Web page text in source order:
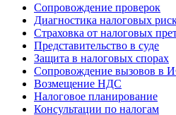
Сопровождение проверок
Диагностика налоговых
Страховка от налоговых
Представительство в суде
Защита в налоговых спорах
Сопровождение вызовов в
Возмещение НДС
Налоговое планирование
Консультации по налогам